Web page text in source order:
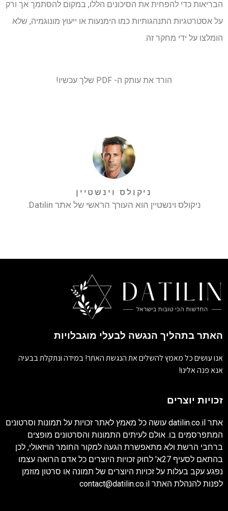
הבריאות כדי להפחית את הסיכונים הללו, במקום להסתמך אך ורק
על אסטרטגיות התנהגותיות כמו הימנעות או ייעוץ מונוגמיה, שלא
הומלצו על ידי מחקר זה.
הורד את עותק ה- PDF שלך עכשיו!
ניקולס וינשטיין
ניקולס וינשטיין הוא העורך הראשי של אתר Datilin.
האתר בתהליך הנגשה לבעלי מוגבלויות
אנו עושים כל מאמץ להשלים את הנגשת האתר! במידה ונתקלת בבעיה
אנא פנה אלינו!
זכויות יוצרים
אתר datilin.co.il עושה כל מאמץ לאתר זכויות על תמונות וסרטונים
המתפרסמים בו. אולם לעיתים התמונות והסרטונים מופצים
ברחבי הרשת ולא מתאפשרת הגעה למקור החומר הויזאולי, לכן
בהתאם לסעיף 27א' לחוק זכויות היוצרים כל אדם הרואה עצמו
נפגע עקב בעלות על זכויות היוצרים של תמונה או סרטון מוזמן
לפנות להנהלת האתר contact@datilin.co.il